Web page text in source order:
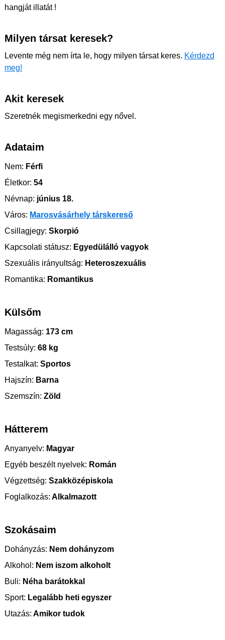
hangját illatát !
Milyen társat keresek?
Levente még nem írta le, hogy milyen társat keres. Kérdezd
meg!
Akit keresek
Szeretnék megismerkedni egy nővel.
Adataim
Nem: Férfi
Életkor: 54
Névnap: június 18.
Város: Marosvásárhely társkereső
Csillagjegy: Skorpió
Kapcsolati státusz: Egyedülálló vagyok
Szexuális irányultság: Heteroszexuális
Romantika: Romantikus
Külsőm
Magasság: 173 cm
Testsúly: 68 kg
Testalkat: Sportos
Hajszín: Barna
Szemszín: Zöld
Hátterem
Anyanyelv: Magyar
Egyéb beszélt nyelvek: Román
Végzettség: Szakközépiskola
Foglalkozás: Alkalmazott
Szokásaim
Dohányzás: Nem dohányzom
Alkohol: Nem iszom alkoholt
Buli: Néha barátokkal
Sport: Legalább heti egyszer
Utazás: Amikor tudok